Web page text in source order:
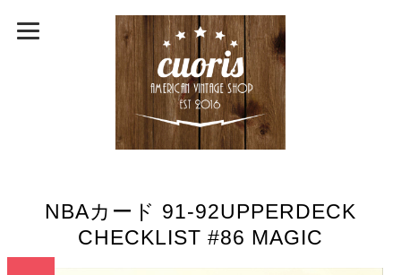
NBAカード 91-92UPPERDECK
CHECKLIST #86 MAGIC